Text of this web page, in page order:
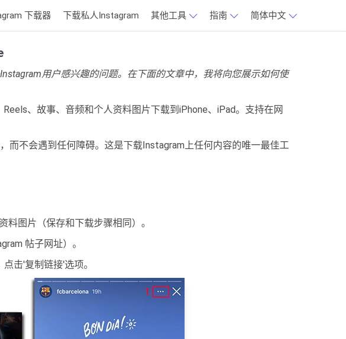
下载器 下载私人Instagram 其他工具 指南 简体中文
用户感兴趣的问题。在下面的文章中，我将向您展示如何使
、故事、音频和个人资料图片下载到iPhone、iPad。支持在网
而不会遇到任何障碍。这是下载Instagram上任何内容的唯一最佳工
图片（保存和下载步骤相同）。
帖子网址）。
击'复制链接'选项。